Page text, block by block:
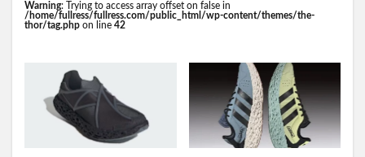
Warning: Trying to access array offset on false in
/home/fullress/fullress.com/public_html/wp-content/themes/the-
thor/tag.php on line 42